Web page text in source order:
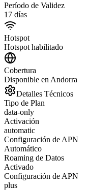
Período de Validez
17 días
Hotspot
Hotspot habilitado
Cobertura
Disponible en Andorra
Detalles Técnicos
Tipo de Plan
data-only
Activación
automatic
Configuración de APN
Automático
Roaming de Datos
Activado
Configuración de APN
plus